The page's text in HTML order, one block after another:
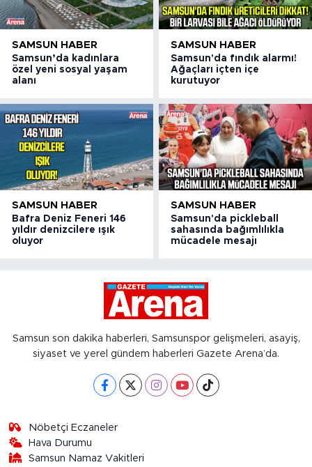
SAMSUN HABER
Samsun’da kadınlara
özel yeni sosyal yaşam
alanı
SAMSUN HABER
Samsun'da fındık alarmı!
Ağaçları içten içe
kurutuyor
SAMSUN HABER
Bafra Deniz Feneri 146
yıldır denizcilere ışık
oluyor
SAMSUN HABER
Samsun'da pickleball
sahasında bağımlılıkla
mücadele mesajı
Samsun son dakika haberleri, Samsunspor gelişmeleri, asayiş,
siyaset ve yerel gündem haberleri Gazete Arena’da.
Nöbetçi Eczaneler
Hava Durumu
Samsun Namaz Vakitleri